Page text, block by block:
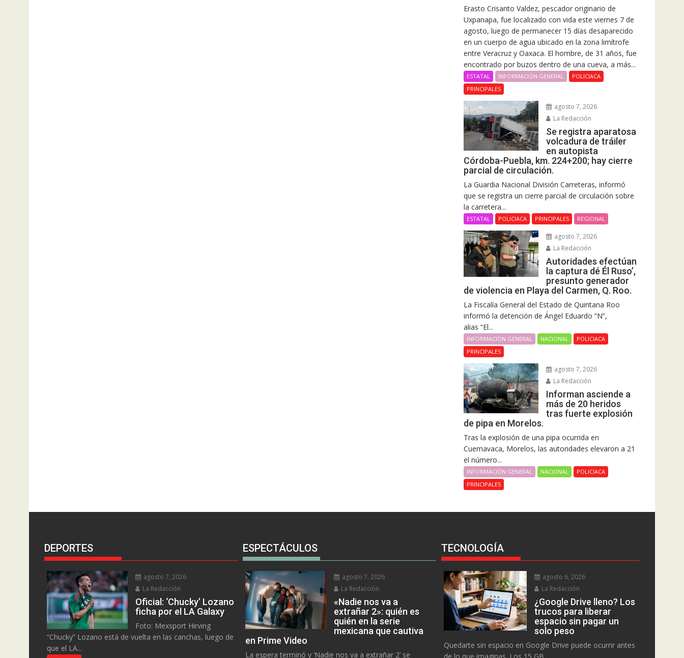
Erasto Crisanto Valdez, pescador originario de
Uxpanapa, fue localizado con vida este viernes 7 de
agosto, luego de permanecer 15 días desaparecido
en un cuerpo de agua ubicado en la zona limítrofe
entre Veracruz y Oaxaca. El hombre, de 31 años, fue
encontrado por buzos dentro de una cueva, a más...
ESTATAL INFORMACIÓN GENERAL
POLICIACA
PRINCIPALES
agosto 7, 2026
La Redacción
Se registra aparatosa
volcadura de tráiler
en autopista
Córdoba-Puebla, km. 224+200; hay cierre
parcial de circulación.
La Guardia Nacional División Carreteras, informó
que se registra un cierre parcial de circulación sobre
la carretera...
ESTATAL POLICIACA PRINCIPALES REGIONAL
agosto 7, 2026
La Redacción
Autoridades efectúan
la captura dé Él Ruso’,
presunto generador
de violencia en Playa del Carmen, Q. Roo.
La Fiscalía General del Estado de Quintana Roo
informó la detención de Ángel Eduardo “N”,
alias “El...
INFORMACIÓN GENERAL NACIONAL
POLICIACA
PRINCIPALES
agosto 7, 2026
La Redacción
Informan asciende a
más de 20 heridos
tras fuerte explosión
de pipa en Morelos.
Tras la explosión de una pipa ocurrida en
Cuernavaca, Morelos, las autoridades elevaron a 21
el número...
INFORMACIÓN GENERAL NACIONAL
POLICIACA
PRINCIPALES
DEPORTES
agosto 7, 2026
La Redacción
Oficial: ‘Chucky’ Lozano
ficha por el LA Galaxy
Foto: Mexsport Hirving
“Chucky” Lozano está de vuelta en las canchas, luego de
que el LA...
ESPECTÁCULOS
agosto 7, 2026
La Redacción
«Nadie nos va a
extrañar 2»: quién es
quién en la serie
mexicana que cautiva
en Prime Video
La espera terminó y ‘Nadie nos va a extrañar 2’ se
TECNOLOGÍA
agosto 6, 2026
La Redacción
¿Google Drive lleno? Los
trucos para liberar
espacio sin pagar un
solo peso
Quedarte sin espacio en Google Drive puede ocurrir antes